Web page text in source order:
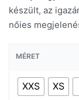
készült, az
nőies
MÉRET
XXS XS